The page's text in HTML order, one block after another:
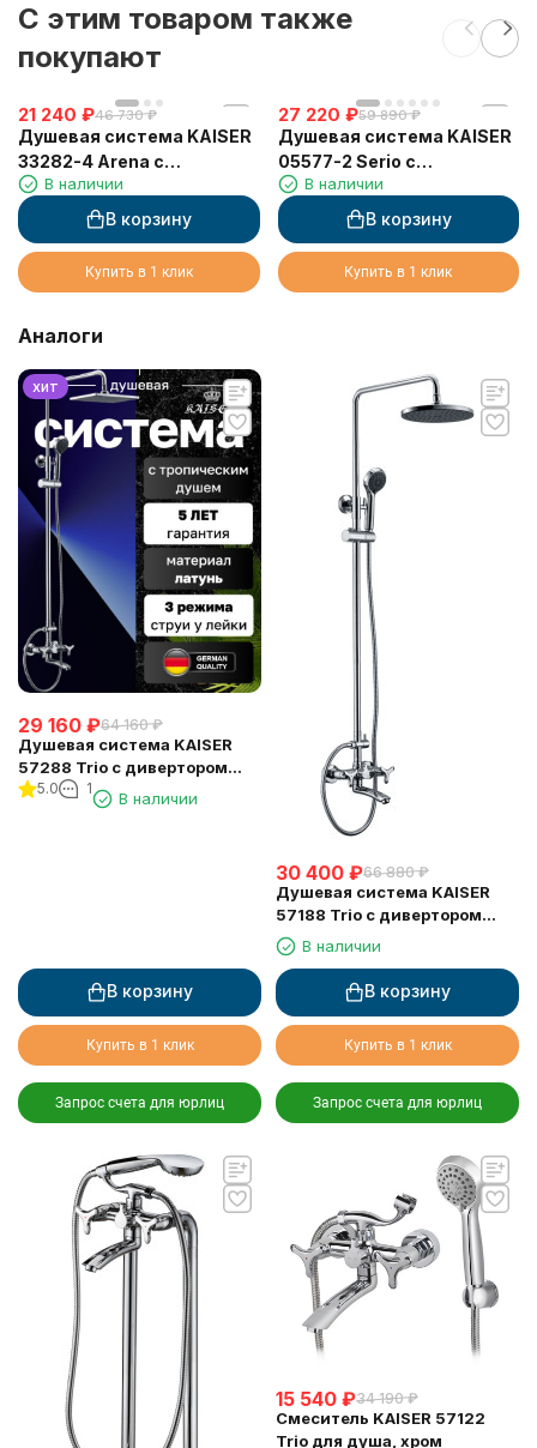
C этим товаром также
покупают
21 240 ₽46 730 ₽
Душевая система KAISER
33282-4 Arena с
аэратором
В наличии
В корзину
Купить в 1 клик
27 220 ₽59 890 ₽
Душевая система KAISER
05577-2 Serio с
В наличии
В корзину
Купить в 1 клик
Аналоги
хит
29 160 ₽64 160 ₽
Душевая система KAISER
57288 Trio с дивертором
58DR
5.0 1
В наличии
В корзину
Купить в 1 клик
Запрос счета для юрлиц
30 400 ₽66 880 ₽
Душевая система KAISER
57188 Trio с дивертором
58DRВ наличии
В корзину
Купить в 1 клик
Запрос счета для юрлиц
15 540 ₽34 190 ₽
Смеситель KAISER 57122
Trio для душа, хром